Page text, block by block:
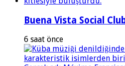
Buena Vista Social
6 saat önce